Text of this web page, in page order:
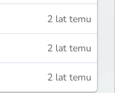
2 lat temu
2 lat temu
2 lat temu